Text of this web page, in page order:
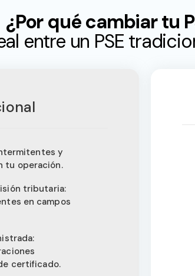
¿Por qué cambiar tu
entre un PSE
y
tu operación.
tributaria:
en campos
certificado.